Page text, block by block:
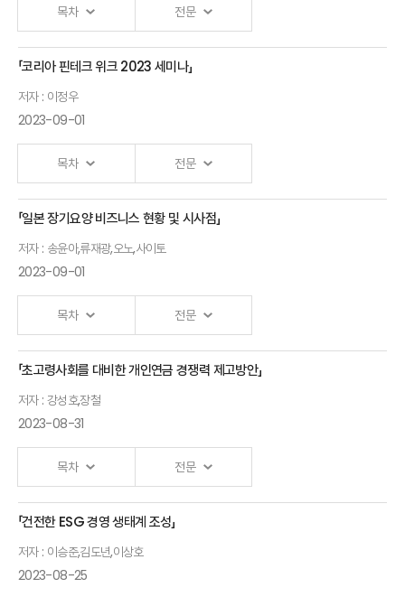
2024년 경제·
보험연구원
선임연구위원
2024년 보험산업
전망과 과제
금융시장분석실장
목차 전문
기관투자자의
보험회사
사례
중심으로
Mississippi 박사
「코리아 핀테크 위크 2023 세미나」
저자 : 이정우
2023-09-01
목차 전문
발표자 : 이정우
발표자 : George
Kesselman
아시아 인슈어테크 협회 대표
「일본 장기요양 비즈니스 현황 및 시사점」
저자 : 송윤아,류재광,오노,사이토
2023-09-01
목차 전문
발표자 : 송윤아
성장이 주는 시사점」
발표자 : 류재광
일본간다외국어대학교 준교수
발표자 : ONO
「초고령사회를 대비한 개인연금 경쟁력 제고방안」
저자 : 강성호,장철
2023-08-31
목차 전문
연금시장
「건전한 ESG 경영 생태계 조성」
저자 : 이승준,김도년,이상호
2023-08-25